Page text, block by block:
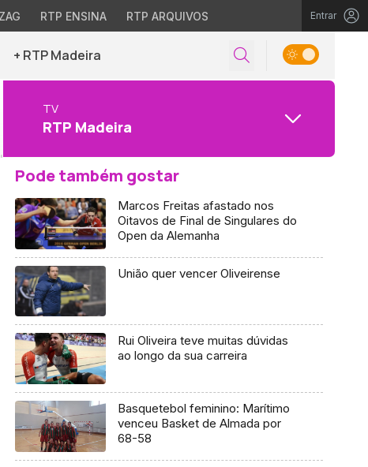
RTP ENSINA RTP ARQUIVOS Entrar
+ RTP Madeira
TV
RTP Madeira
Pode também gostar
Marcos Freitas afastado nos
Oitavos de Final de Singulares do
Open da Alemanha
União quer vencer Oliveirense
Rui Oliveira teve muitas dúvidas
ao longo da sua carreira
Basquetebol feminino: Marítimo
venceu Basket de Almada por
68-58